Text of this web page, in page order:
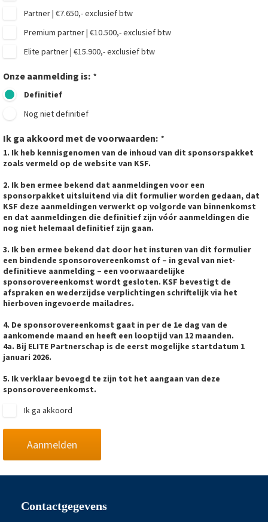
Partner | €7.650,- exclusief btw
Premium partner | €10.500,- exclusief btw
Elite partner​ | €15.900,- exclusief btw
Onze aanmelding is: *
Definitief
Nog niet definitief
Ik ga akkoord met de voorwaarden: *
1. Ik heb kennisgenomen van de inhoud van dit sponsorspakket
zoals vermeld op de website van KSF.
2. Ik ben ermee bekend dat aanmeldingen voor een
sponsorpakket uitsluitend via dit formulier worden gedaan, dat
KSF deze aanmeldingen verwerkt op volgorde van binnenkomst
en dat aanmeldingen die definitief zijn vóór aanmeldingen die
nog niet helemaal definitief zijn gaan.
3. Ik ben ermee bekend dat door het insturen van dit formulier
een bindende sponsorovereenkomst of – in geval van niet-
definitieve aanmelding – een voorwaardelijke
sponsorovereenkomst wordt gesloten. KSF bevestigt de
afspraken en wederzijdse verplichtingen schriftelijk via het
hierboven ingevoerde mailadres.
4. De sponsorovereenkomst gaat in per de 1e dag van de
aankomende maand en heeft een looptijd van 12 maanden.
4a. Bij ELITE Partnerschap is de eerst mogelijke startdatum 1
januari 2026.
5. Ik verklaar bevoegd te zijn tot het aangaan van deze
sponsorovereenkomst.
Ik ga akkoord
Aanmelden
Contactgegevens